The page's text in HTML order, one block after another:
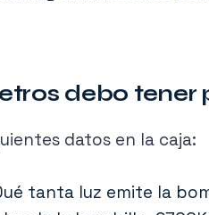
debo tener
datos en la caja:
tanta luz emite la